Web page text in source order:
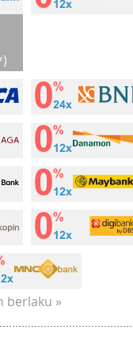
berlaku »